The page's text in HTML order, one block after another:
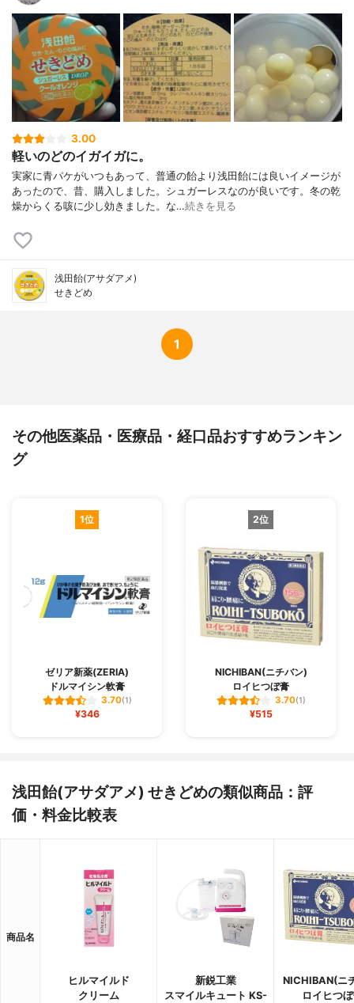
3.00
軽いのどのイガイガに。
実家に青パケがいつもあって、普通の飴より浅田飴には良いイメージが
あったので、昔、購入しました。シュガーレスなのが良いです。冬の乾
燥からくる咳に少し効きました。な…続きを見る
浅田飴(アサダアメ)
せきどめ
1
その他医薬品・医療品・経口品おすすめランキン
グ
1位
ゼリア新薬(ZERIA)
ドルマイシン軟膏
3.70(1)
¥346
2位
NICHIBAN(ニチバン)
ロイヒつぼ膏
3.70(1)
¥515
浅田飴(アサダアメ) せきどめの類似商品：評
価・料金比較表
商品名
ヒルマイルド
クリーム
新鋭工業
スマイルキュート KS-
NICHIBAN(ニ
ロイヒつ